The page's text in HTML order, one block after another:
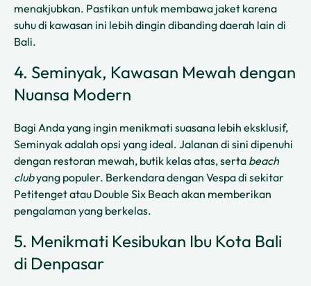
menakjubkan. Pastikan untuk membawa jaket karena
suhu di kawasan ini lebih dingin dibanding daerah lain di
Bali.
4. Seminyak, Kawasan Mewah dengan
Nuansa Modern
Bagi Anda yang ingin menikmati suasana lebih eksklusif,
Seminyak adalah opsi yang ideal. Jalanan di sini dipenuhi
dengan restoran mewah, butik kelas atas, serta beach
clubyang populer. Berkendara dengan Vespa di sekitar
Petitenget atau Double Six Beach akan memberikan
pengalaman yang berkelas.
5. Menikmati Kesibukan Ibu Kota Bali
di Denpasar